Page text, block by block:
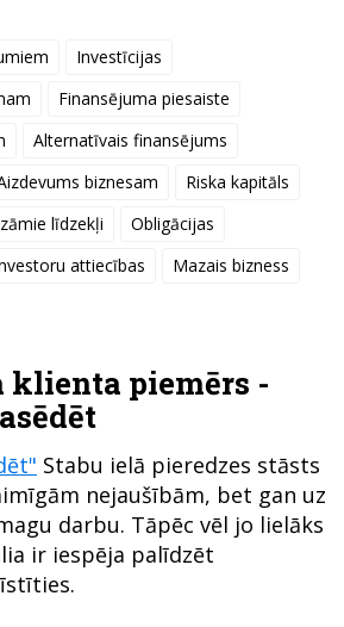
klienta piemērs -
Stabu ielā pieredzes stāsts
nejaušībām, bet gan uz
darbu. Tāpēc vēl jo lielāks
ir iespēja palīdzēt
Investīcijas
Finansējuma piesaiste
Alternatīvais finansējums
biznesam
Riska kapitāls
līdzekļi
Obligācijas
attiecības Mazais bizness